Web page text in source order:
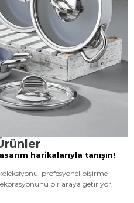
harikalarıyla tanışın!
profesyonel pişirme
bir araya getiriyor.